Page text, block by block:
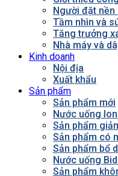
Người đặt
Tầm nhìn và
Tăng trưởng
Nhà máy và
Kinh doanh
Nội địa
Xuất khẩu
Sản phẩm
Sản phẩm mới
Nước uống
Sản phẩm
Sản phẩm có
Sản phẩm bổ
Nước uống
Sản phẩm